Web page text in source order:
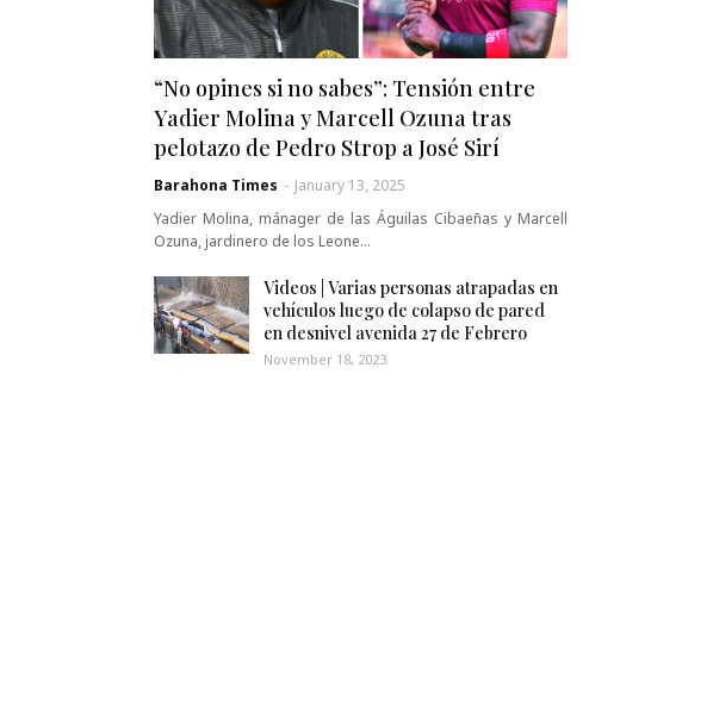
“No opines si no sabes”: Tensión entre
Yadier Molina y Marcell Ozuna tras
pelotazo de Pedro Strop a José Sirí
Barahona Times - January 13, 2025
Yadier Molina, mánager de las Águilas Cibaeñas y Marcell
Ozuna, jardinero de los Leone…
Videos | Varias personas atrapadas en
vehículos luego de colapso de pared
en desnivel avenida 27 de Febrero
November 18, 2023